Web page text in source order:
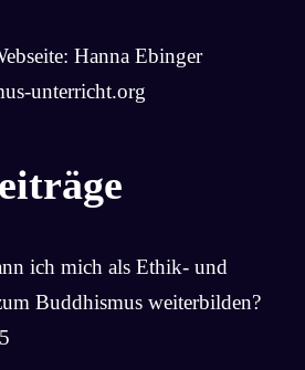
Hanna Ebinger
unterricht.org
ich mich als Ethik- und
Buddhismus weiterbilden?